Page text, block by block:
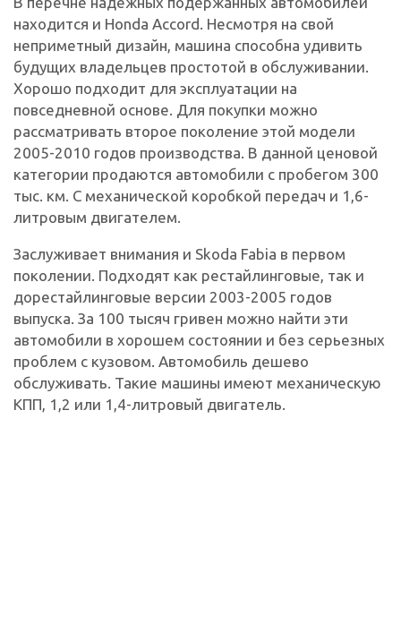
находится и Honda Accord. Несмотря на свой
неприметный дизайн, машина способна удивить
будущих владельцев простотой в обслуживании.
Хорошо подходит для эксплуатации на
повседневной основе. Для покупки можно
рассматривать второе поколение этой модели
2005-2010 годов производства. В данной ценовой
категории продаются автомобили с пробегом 300
тыс. км. С механической коробкой передач и 1,6-
литровым двигателем.
Заслуживает внимания и Skoda Fabia в первом
поколении. Подходят как рестайлинговые, так и
дорестайлинговые версии 2003-2005 годов
выпуска. За 100 тысяч гривен можно найти эти
автомобили в хорошем состоянии и без серьезных
проблем с кузовом. Автомобиль дешево
обслуживать. Такие машины имеют механическую
КПП, 1,2 или 1,4-литровый двигатель.